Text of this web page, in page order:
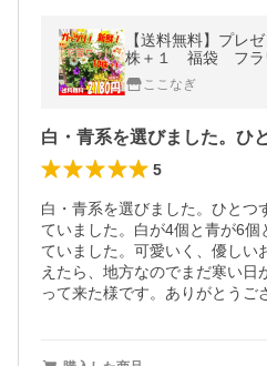
【送料無料】プレ
株＋１ 福袋 フラワー
宿根草 多年草 一年草 庭 手
ーデン
ここなぎ
5
白・青系を選びました。ひとつ
ていました。白が4個と青が6個
ていました。可愛いく、優しい
えたら、地方なのでまだ寒い日
って来た様です。ありがとうご